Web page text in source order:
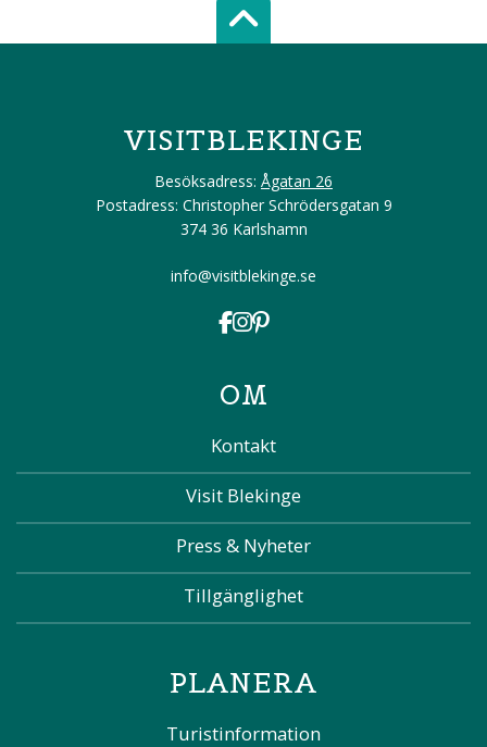
Scroll top of
VISITBLEKINGE
Besöksadress: Ågatan 26
Postadress: Christopher Schrödersgatan 9
374 36 Karlshamn
info@visitblekinge.se
OM
Kontakt
Visit Blekinge
Press & Nyheter
Tillgänglighet
PLANERA
Turistinformation